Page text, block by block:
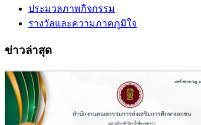
ประมวลภาพกิจกรรม
รางวัลและความภาคภูมิใจ
ข่าวล่าสุด